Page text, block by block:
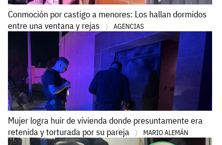
Conmoción por castigo a menores: Los hallan dormidos
entre una ventana y rejas
AGENCIAS
Mujer logra huir de vivienda donde presuntamente era
retenida y torturada por su pareja
MARIO ALEMÁN